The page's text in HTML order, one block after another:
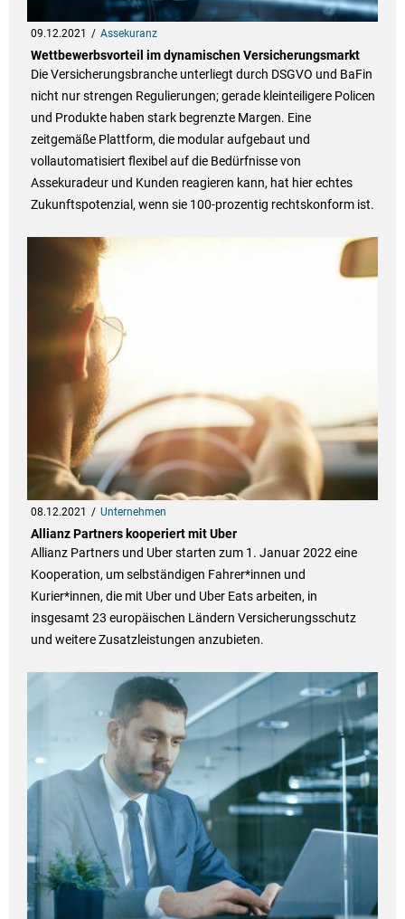
09.12.2021 Assekuranz
Wettbewerbsvorteil im dynamischen Versicherungsmarkt
Die Versicherungsbranche unterliegt durch DSGVO und BaFin
nicht nur strengen Regulierungen; gerade kleinteiligere Policen
und Produkte haben stark begrenzte Margen. Eine
zeitgemäße Plattform, die modular aufgebaut und
vollautomatisiert flexibel auf die Bedürfnisse von
Assekuradeur und Kunden reagieren kann, hat hier echtes
Zukunftspotenzial, wenn sie 100-prozentig rechtskonform ist.
08.12.2021 Unternehmen
Allianz Partners kooperiert mit Uber
Allianz Partners und Uber starten zum 1. Januar 2022 eine
Kooperation, um selbständigen Fahrer*innen und
Kurier*innen, die mit Uber und Uber Eats arbeiten, in
insgesamt 23 europäischen Ländern Versicherungsschutz
und weitere Zusatzleistungen anzubieten.